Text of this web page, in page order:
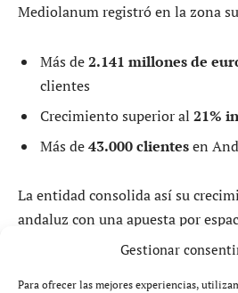
Gestionar
Para ofrecer las mejores experiencias,
Mediolanum registró en la zona
Más de2.141 millones de
clientes
Crecimiento superior al 21%
Más de43.000 clientesen
La entidad consolida así su
andaluz con una apuesta por